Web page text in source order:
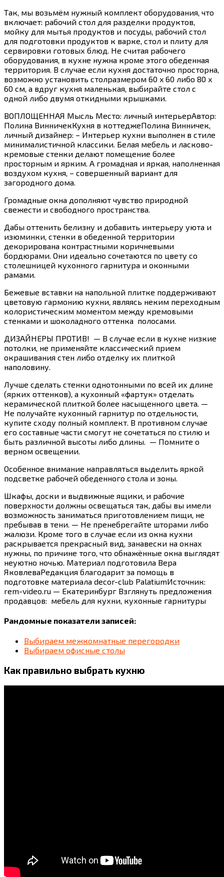
Так, мы возьмём нужный комплект оборудования, что
включает: рабочий стол для разделки продуктов,
мойку для мытья продуктов и посуды, рабочий стол
для подготовки продуктов к варке, стол и плиту для
сервировки готовых блюд. Не считая рабочего
оборудования, в кухне нужна кроме этого обеденная
территория. В случае если кухня достаточно просторна,
возможно установить столразмером 60 x 60 либо 80 x
60 см, а вдруг кухня маленькая, выбирайте стол с
одной либо двумя откидными крышками.
ВОПЛОЩЕННАЯ Мысль Место: личный интерьерАвтор:
Полина ВинничекКухня в коттеджеПолина Винничек,
личный дизайнер: – Интерьер кухни выполнен в стиле
минималистичной классики. Белая мебель и ласково-
кремовые стенки делают помещение более
просторным и ярким. А громадная и яркая, наполненная
воздухом кухня, – совершенный вариант для
загородного дома.
Громадные окна дополняют чувство природной
свежести и свободного пространства.
Дабы оттенить белизну и добавить интерьеру уюта и
изюминки, стенки в обеденной территории
декорирована контрастными коричневыми
бордюрами. Они идеально сочетаются по цвету со
столешницей кухонного гарнитура и оконными
рамами.
Бежевые вставки на напольной плитке поддерживают
цветовую гармонию кухни, являясь неким переходным
колористическим моментом между кремовыми
стенками и шоколадного оттенка полосами.
ДИЗАЙНЕРЫ ПРОТИВ! — В случае если в кухне низкие
потолки, не применяйте классический прием
окрашивания стен либо отделку их плиткой
наполовину.
Лучше сделать стенки однотонными по всей их длине
(ярких оттенков), а кухонный «фартук» отделать
керамической плиткой более насыщенного цвета. —
Не получайте кухонный гарнитур по отдельности,
купите сходу полный комплект. В противном случае
его составные части смогут не сочетаться по стилю и
быть различной высоты либо длины. — Помните о
верном освещении.
Особенное внимание направляться выделить яркой
подсветке рабочей обеденного стола и зоны.
Шкафы, доски и выдвижные ящики, и рабочие
поверхности должны освещаться так, дабы вы имели
возможность заниматься приготовлением пищи, не
пребывав в тени. — Не пренебрегайте шторами либо
жалюзи. Кроме того в случае если из окна кухни
раскрывается прекрасный вид, занавески на окнах
нужны, по причине того, что обнажённые окна выглядят
неуютно ночью. Материал подготовила Вера
ЯковлеваРедакция благодарит за помощь в
подготовке материала decor-club PalatiumИсточник:
rem-video.ru — Екатеринбург Взглянуть предложения
продавцов: мебель для кухни, кухонные гарнитуры
Рандомные показатели записей:
Выбираем межкомнатные перегородки
Выбираем офисные столы
Как правильно выбрать кухню